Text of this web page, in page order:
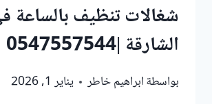
شغالات تنظيف بالساعة
الشارقة |0547557544
بواسطةابراهيم خاطر يناير 1, 2026